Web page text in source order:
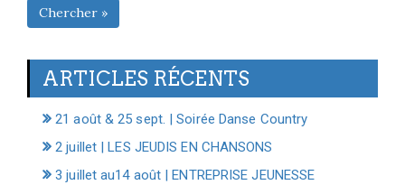
Chercher »
ARTICLES RÉCENTS
21 août & 25 sept. | Soirée Danse Country
2 juillet | LES JEUDIS EN CHANSONS
3 juillet au14 août | ENTREPRISE JEUNESSE